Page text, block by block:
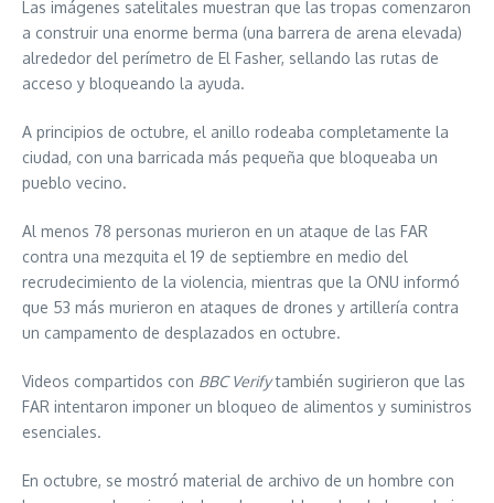
Las imágenes satelitales muestran que las tropas comenzaron
a construir una enorme berma (una barrera de arena elevada)
alrededor del perímetro de El Fasher, sellando las rutas de
acceso y bloqueando la ayuda.
A principios de octubre, el anillo rodeaba completamente la
ciudad, con una barricada más pequeña que bloqueaba un
pueblo vecino.
Al menos 78 personas murieron en un ataque de las FAR
contra una mezquita el 19 de septiembre en medio del
recrudecimiento de la violencia, mientras que la ONU informó
que 53 más murieron en ataques de drones y artillería contra
un campamento de desplazados en octubre.
Videos compartidos con BBC Verifytambién sugirieron que las
FAR intentaron imponer un bloqueo de alimentos y suministros
esenciales.
En octubre, se mostró material de archivo de un hombre con